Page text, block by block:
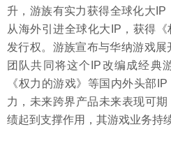
升，游族有实力获得全球化大
从海外引进全球化大IP，获得
发行权。游族宣布与华纳游戏
团队共同将这个IP改编成经典
《权力的游戏》等国内外头部
力，未来跨界产品未来表现可
绩起到支撑作用，其游戏业务持